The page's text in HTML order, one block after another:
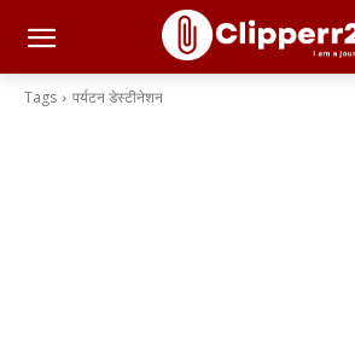
Tags पर्यटन डेस्टीनेशन